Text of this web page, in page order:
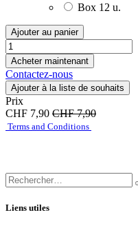
Box 12 u.
Ajouter au panier
Acheter maintenant
Contactez-nous
Ajouter à la liste de souhaits
Prix
CHF 7,90 CHF7,90
Terms and Conditions
Liens utiles